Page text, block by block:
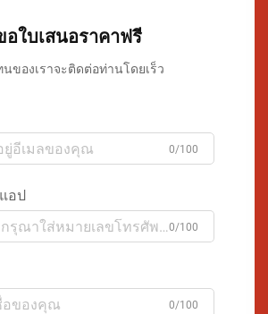
อใบเสนอราคาฟรี
ของเราจะติดต่อท่านโดยเร็ว
0/100
อป
0/100
0/100